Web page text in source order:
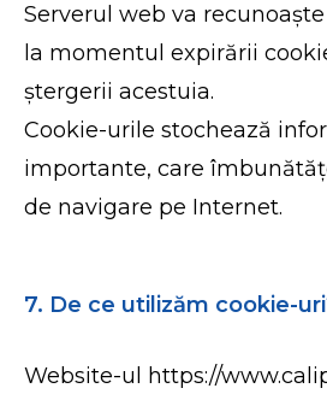
Serverul web va
la momentul expirării
ștergerii acestuia.
Cookie-urile stochează
importante, care
de navigare pe Internet.
7. De ce utilizăm cookie-
Website-ul https://